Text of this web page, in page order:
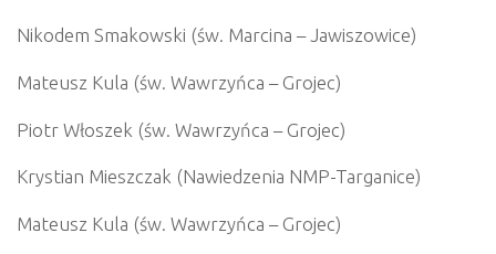
Nikodem Smakowski (św. Marcina – Jawiszowice)
Mateusz Kula (św. Wawrzyńca – Grojec)
Piotr Włoszek (św. Wawrzyńca – Grojec)
Krystian Mieszczak (Nawiedzenia NMP-Targanice)
Mateusz Kula (św. Wawrzyńca – Grojec)